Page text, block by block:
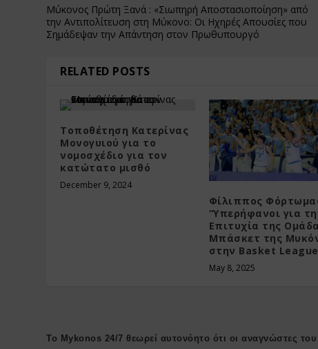
Μύκονος Πρώτη Ξανά : «Σιωπηρή Αποστασιοποίηση» από
την Αντιπολίτευση στη Μύκονο: Οι Ηχηρές Απουσίες που
Σημάδεψαν την Απάντηση στον Πρωθυπουργό
RELATED POSTS
Τοποθέτηση Κατερίνας
Μονογυιού για το
νομοσχέδιο για τον
κατώτατο μισθό
December 9, 2024
Φίλιππος
“Υπερήφανοι για
Επιτυχία της
Μπάσκετ της
στην Basket
May 8, 2025
Το Mykonos 24/7 θεωρεί αυτονόητο ότι οι αναγνώστες